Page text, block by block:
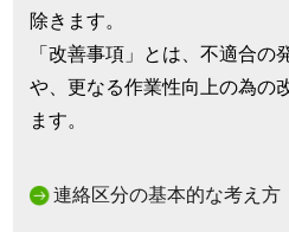
除きます。
「改善事項」とは、不適合の
や、更なる作業性向上の為の
ます。
連絡区分の基本的な考え方